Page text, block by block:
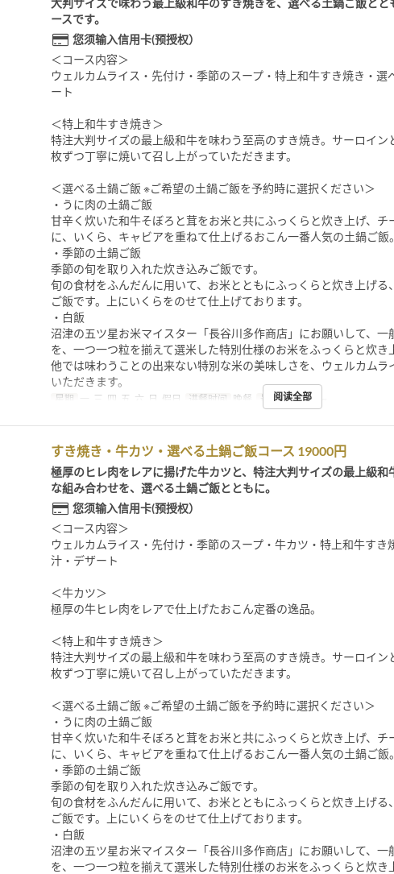
大判サイズで味わう最上級和牛のすき焼きを、選べる土鍋ご飯とと
ースです。
您须输入信用卡(预授权）
＜コース内容＞
ウェルカムライス・先付け・季節のスープ・特上和牛すき焼き・
ート
＜特上和牛すき焼き＞
特注大判サイズの最上級和牛を味わう至高のすき焼き。サーロイン
枚ずつ丁寧に焼いて召し上がっていただきます。
＜選べる土鍋ご飯 ※ご希望の土鍋ご飯を予約時に選択ください＞
・うに肉の土鍋ご飯
甘辛く炊いた和牛そぼろと茸をお米と共にふっくらと炊き上げ、チ
に、いくら、キャビアを重ねて仕上げるおこん一番人気の土鍋ご飯。
・季節の土鍋ご飯
季節の旬を取り入れた炊き込みご飯です。
旬の食材をふんだんに用いて、お米とともにふっくらと炊き上げる
ご飯です。上にいくらをのせて仕上げております。
・白飯
沼津の五ツ星お米マイスター「長谷川多作商店」にお願いして、一
を、一つ一つ粒を揃えて選米した特別仕様のお米をふっくらと炊き
他では味わうことの出来ない特別な米の美味しさを、ウェルカムラ
いただきます。
星期 一, 三, 四, 五, 六, 日, 假日 进餐时间 晚餐 最大下单数
阅读全部
すき焼き・牛カツ・選べる土鍋ご飯コース 19000円
極厚のヒレ肉をレアに揚げた牛カツと、特注大判サイズの最上級和
な組み合わせを、選べる土鍋ご飯とともに。
您须输入信用卡(预授权）
＜コース内容＞
ウェルカムライス・先付け・季節のスープ・牛カツ・特上和牛すき
汁・デザート
＜牛カツ＞
極厚の牛ヒレ肉をレアで仕上げたおこん定番の逸品。
＜特上和牛すき焼き＞
特注大判サイズの最上級和牛を味わう至高のすき焼き。サーロイン
枚ずつ丁寧に焼いて召し上がっていただきます。
＜選べる土鍋ご飯 ※ご希望の土鍋ご飯を予約時に選択ください＞
・うに肉の土鍋ご飯
甘辛く炊いた和牛そぼろと茸をお米と共にふっくらと炊き上げ、チ
に、いくら、キャビアを重ねて仕上げるおこん一番人気の土鍋ご飯。
・季節の土鍋ご飯
季節の旬を取り入れた炊き込みご飯です。
旬の食材をふんだんに用いて、お米とともにふっくらと炊き上げる
ご飯です。上にいくらをのせて仕上げております。
・白飯
沼津の五ツ星お米マイスター「長谷川多作商店」にお願いして、一
を、一つ一つ粒を揃えて選米した特別仕様のお米をふっくらと炊き